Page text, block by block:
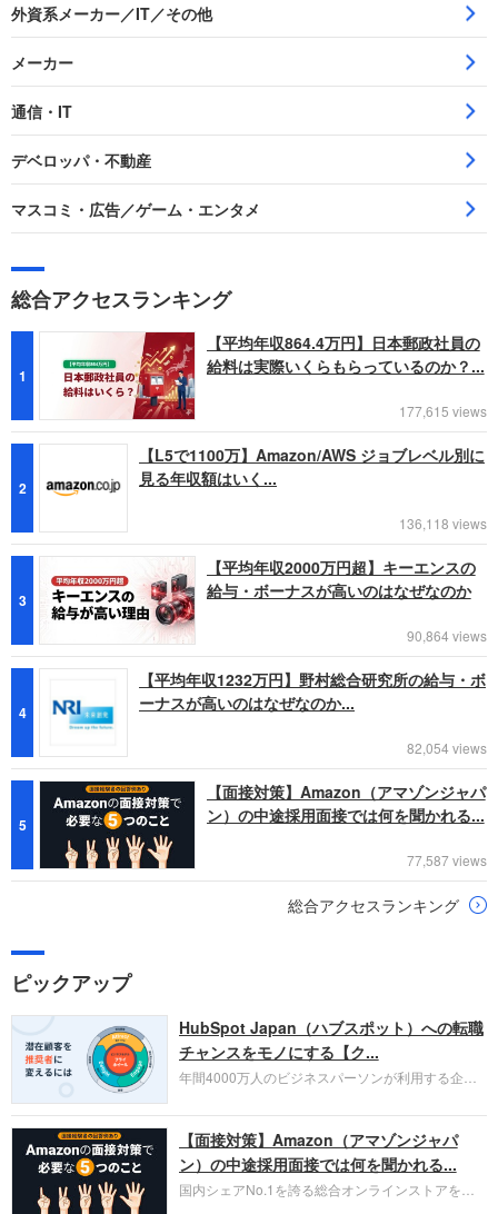
外資系メーカー／IT／その他
メーカー
通信・IT
デベロッパ・不動産
マスコミ・広告／ゲーム・エンタメ
総合アクセスランキング
1
【平均年収864.4万円】日本郵政社員の
給料は実際いくらもらっているのか？...
177,615 views
2
【L5で1100万】Amazon/AWS ジョブレベル別に
見る年収額はいく...
136,118 views
3
【平均年収2000万円超】キーエンスの
給与・ボーナスが高いのはなぜなのか
90,864 views
4
【平均年収1232万円】野村総合研究所の給与・ボ
ーナスが高いのはなぜなのか...
82,054 views
5
【面接対策】Amazon（アマゾンジャパ
ン）の中途採用面接では何を聞かれる...
77,587 views
総合アクセスランキング
ピックアップ
HubSpot Japan（ハブスポット）への転職
チャンスをモノにする【ク...
年間4000万人のビジネスパーソンが利用する企業
お勧めするイチオシ企業をご紹介します。今回はク
ラウド型CRMプラットフォームを提供する
HubSpot Japan（ハブスポット・ジャパン）株式会
社です。採用面接対策の企業研究にご活用くださ
い。
【面接対策】Amazon（アマゾンジャパ
ン）の中途採用面接では何を聞かれる...
国内シェアNo.1を誇る総合オンラインストアを運